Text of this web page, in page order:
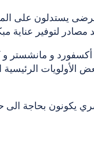
مصادر لتوفير عناية
و مانشستر
الرئيسية
يكونون بحاجة الى